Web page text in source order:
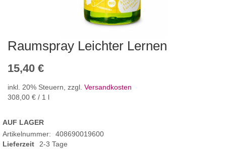
Raumspray Leichter Lernen
15,40 €
inkl. 20% Steuern, zzgl. Versandkosten
308,00 € / 1 l
AUF LAGER
Artikelnummer
408690019600
Lieferzeit
2-3 Tage